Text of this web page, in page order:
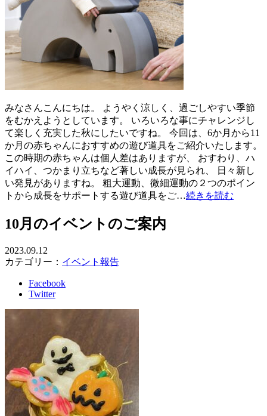
みなさんこんにちは。 ようやく涼しく、過ごしやすい季節
をむかえようとしています。 いろいろな事にチャレンジし
て楽しく充実した秋にしたいですね。 今回は、6か月から11
か月の赤ちゃんにおすすめの遊び道具をご紹介いたします。
この時期の赤ちゃんは個人差はありますが、 おすわり、ハ
イハイ、つかまり立ちなど著しい成長が見られ、 日々新し
い発見がありますね。 粗大運動、微細運動の２つのポイン
トから成長をサポートする遊び道具をご…続きを読む
10月のイベントのご案内
2023.09.12
カテゴリー： イベント報告
Facebook
Twitter